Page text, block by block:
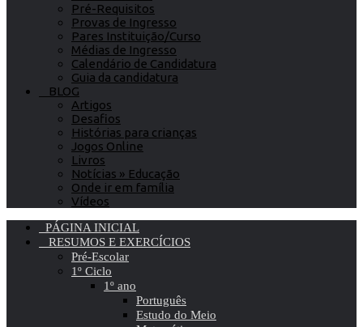
Pré-Requisitos
Provas de Ingresso
Pares Instituição/Curso
Médias de Ingresso
Calendário de Candidatura
Guia da candidatura
BLOG
Artigos
Desafios
Histórias para crianças
Jogos Online
Livros
Notícias » Educação
Onde ir em família
Vídeos
PÁGINA INICIAL
RESUMOS E EXERCÍCIOS
Pré-Escolar
1º Ciclo
1º ano
Português
Estudo do Meio